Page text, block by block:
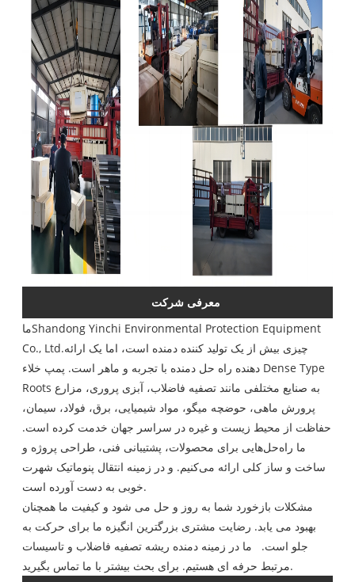
معرفی شرکت
ماShandong Yinchi Environmental Protection Equipment
Co., Ltd.چیزی بیش از یک تولید کننده دمنده است، اما یک ارائه
دهنده راه حل دمنده با تجربه و ماهر است. پمپ خلاء Dense Type
Roots به صنایع مختلفی مانند تصفیه فاضلاب، آبزی پروری، مزارع
پرورش ماهی، حوضچه میگو، مواد شیمیایی، برق، فولاد، سیمان،
حفاظت از محیط زیست و غیره در سراسر جهان خدمت کرده است.
ما راه‌حل‌هایی برای محصولات، پشتیبانی فنی، طراحی پروژه و
ساخت و ساز کلی ارائه می‌کنیم. و در زمینه انتقال پنوماتیک شهرت
خوبی به دست آورده است.
مشکلات بازخورد شما به روز و حل می شود و کیفیت ما همچنان
بهبود می یابد. رضایت مشتری بزرگترین انگیزه ما برای حرکت به
جلو است. ما در زمینه دمنده ریشه تصفیه فاضلاب و تاسیسات
مرتبط حرفه ای هستیم. برای بحث بیشتر با ما تماس بگیرید.